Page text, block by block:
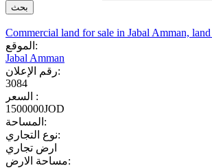
Commercial land for sale in Jabal Amman,
الموقع:
Jabal Amman
رقم الإعلان:
3084
السعر :
1500000JOD
المساحة:
نوع التجاري:
ارض تجاري
مساحة الارض: